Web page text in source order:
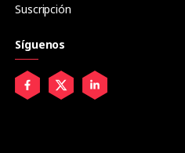
Suscripción
Síguenos